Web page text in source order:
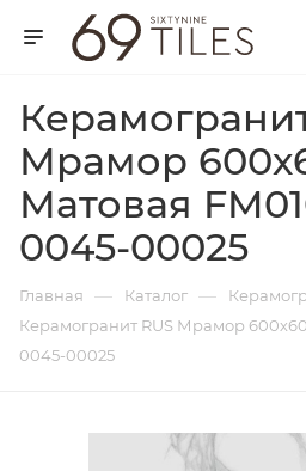
Мрамор
Матовая
0045-00025
Главная — Каталог —
Керамогранит RUS Мрамор
0045-00025